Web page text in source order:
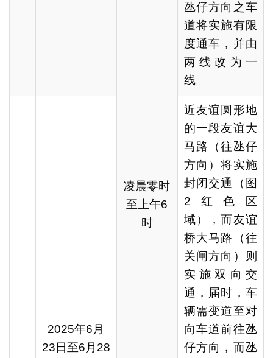
凌晨零时
至上午6
时
氹仔方向之车
道将实施有限
度通车，并由
两线改为一
线。
2025年6月
23日至6月28
近友谊圆形地
的一段友谊大
马路（往氹仔
方向）将实施
封闭交通（图
2红色区
域），而友谊
桥大马路（往
关闸方向）则
实施双向交
通，届时，车
辆需变道至对
向车道前往氹
仔方向，而氹